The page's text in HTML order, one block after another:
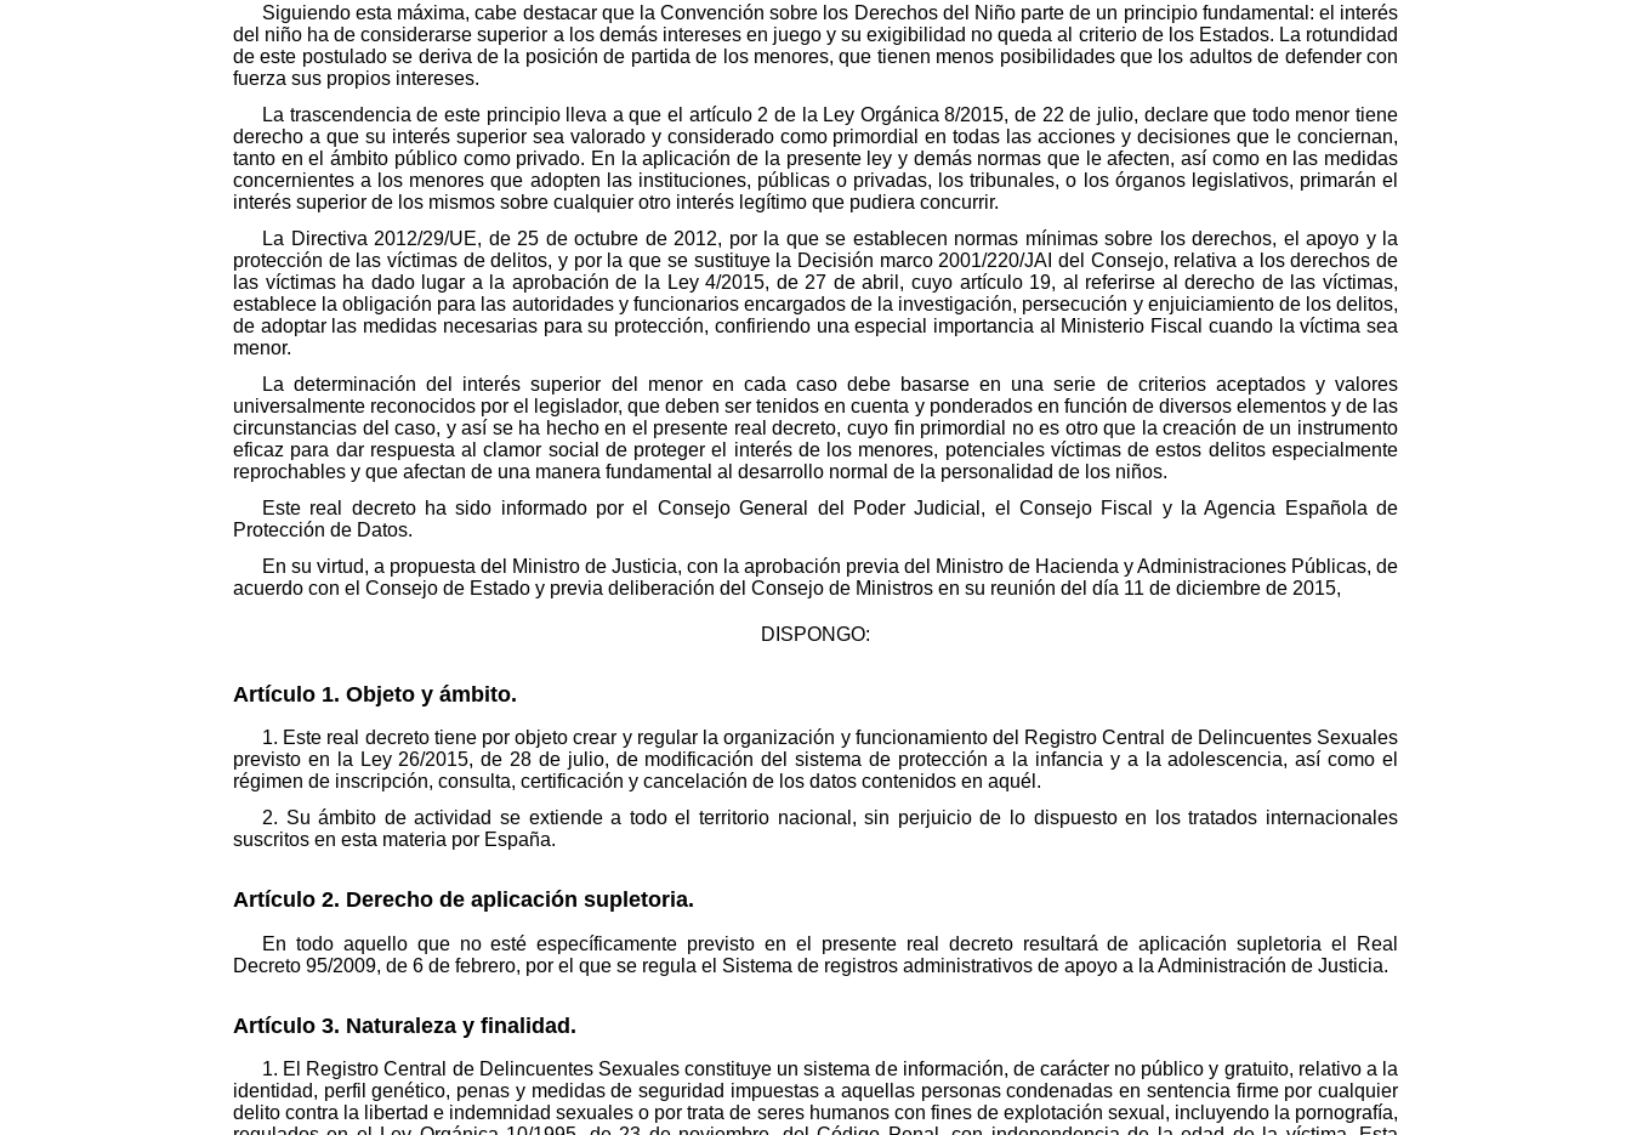
Siguiendo esta máxima, cabe destacar que la Convención sobre los Derechos del Niño parte de un principio fundamental: el interés
del niño ha de considerarse superior a los demás intereses en juego y su exigibilidad no queda al criterio de los Estados. La rotundidad
de este postulado se deriva de la posición de partida de los menores, que tienen menos posibilidades que los adultos de defender con
fuerza sus propios intereses.
La trascendencia de este principio lleva a que el artículo 2 de la Ley Orgánica 8/2015, de 22 de julio, declare que todo menor tiene
derecho a que su interés superior sea valorado y considerado como primordial en todas las acciones y decisiones que le conciernan,
tanto en el ámbito público como privado. En la aplicación de la presente ley y demás normas que le afecten, así como en las medidas
concernientes a los menores que adopten las instituciones, públicas o privadas, los tribunales, o los órganos legislativos, primarán el
interés superior de los mismos sobre cualquier otro interés legítimo que pudiera concurrir.
La Directiva 2012/29/UE, de 25 de octubre de 2012, por la que se establecen normas mínimas sobre los derechos, el apoyo y la
protección de las víctimas de delitos, y por la que se sustituye la Decisión marco 2001/220/JAI del Consejo, relativa a los derechos de
las víctimas ha dado lugar a la aprobación de la Ley 4/2015, de 27 de abril, cuyo artículo 19, al referirse al derecho de las víctimas,
establece la obligación para las autoridades y funcionarios encargados de la investigación, persecución y enjuiciamiento de los delitos,
de adoptar las medidas necesarias para su protección, confiriendo una especial importancia al Ministerio Fiscal cuando la víctima sea
menor.
La determinación del interés superior del menor en cada caso debe basarse en una serie de criterios aceptados y valores
universalmente reconocidos por el legislador, que deben ser tenidos en cuenta y ponderados en función de diversos elementos y de las
circunstancias del caso, y así se ha hecho en el presente real decreto, cuyo fin primordial no es otro que la creación de un instrumento
eficaz para dar respuesta al clamor social de proteger el interés de los menores, potenciales víctimas de estos delitos especialmente
reprochables y que afectan de una manera fundamental al desarrollo normal de la personalidad de los niños.
Este real decreto ha sido informado por el Consejo General del Poder Judicial, el Consejo Fiscal y la Agencia Española de
Protección de Datos.
En su virtud, a propuesta del Ministro de Justicia, con la aprobación previa del Ministro de Hacienda y Administraciones Públicas, de
acuerdo con el Consejo de Estado y previa deliberación del Consejo de Ministros en su reunión del día 11 de diciembre de 2015,
DISPONGO:
Artículo 1. Objeto y ámbito.
1. Este real decreto tiene por objeto crear y regular la organización y funcionamiento del Registro Central de Delincuentes Sexuales
previsto en la Ley 26/2015, de 28 de julio, de modificación del sistema de protección a la infancia y a la adolescencia, así como el
régimen de inscripción, consulta, certificación y cancelación de los datos contenidos en aquél.
2. Su ámbito de actividad se extiende a todo el territorio nacional, sin perjuicio de lo dispuesto en los tratados internacionales
suscritos en esta materia por España.
Artículo 2. Derecho de aplicación supletoria.
En todo aquello que no esté específicamente previsto en el presente real decreto resultará de aplicación supletoria el Real
Decreto 95/2009, de 6 de febrero, por el que se regula el Sistema de registros administrativos de apoyo a la Administración de Justicia.
Artículo 3. Naturaleza y finalidad.
1. El Registro Central de Delincuentes Sexuales constituye un sistema de información, de carácter no público y gratuito, relativo a la
identidad, perfil genético, penas y medidas de seguridad impuestas a aquellas personas condenadas en sentencia firme por cualquier
delito contra la libertad e indemnidad sexuales o por trata de seres humanos con fines de explotación sexual, incluyendo la pornografía,